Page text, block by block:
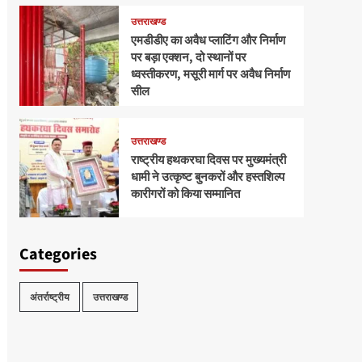
उत्तराखण्ड
एमडीडीए का अवैध प्लाटिंग और निर्माण
पर बड़ा एक्शन, दो स्थानों पर
ध्वस्तीकरण, मसूरी मार्ग पर अवैध निर्माण
सील
उत्तराखण्ड
राष्ट्रीय हथकरघा दिवस पर मुख्यमंत्री
धामी ने उत्कृष्ट बुनकरों और हस्तशिल्प
कारीगरों को किया सम्मानित
Categories
अंतर्राष्ट्रीय उत्तराखण्ड